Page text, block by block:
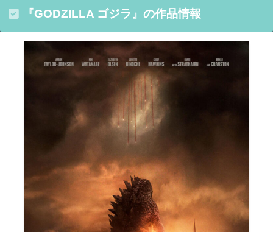
『GODZILLA ゴジラ』の作品情報